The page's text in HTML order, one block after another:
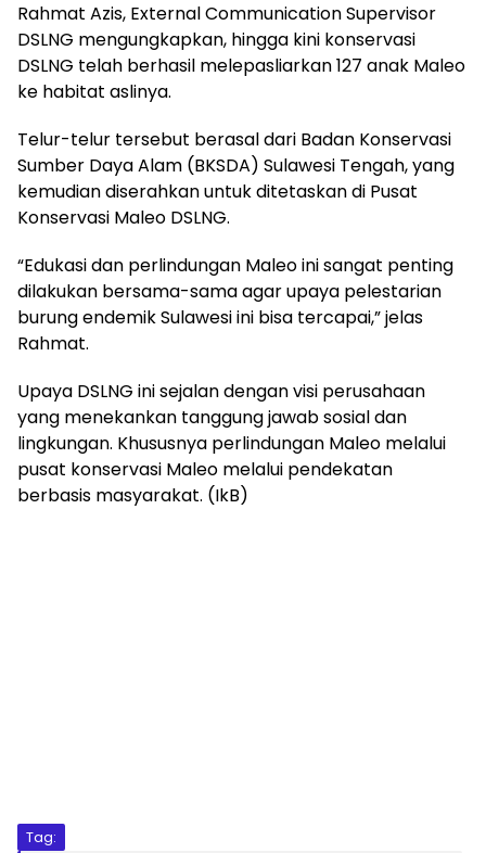
Rahmat Azis, External Communication Supervisor
DSLNG mengungkapkan, hingga kini konservasi
DSLNG telah berhasil melepasliarkan 127 anak Maleo
ke habitat aslinya.
Telur-telur tersebut berasal dari Badan Konservasi
Sumber Daya Alam (BKSDA) Sulawesi Tengah, yang
kemudian diserahkan untuk ditetaskan di Pusat
Konservasi Maleo DSLNG.
“Edukasi dan perlindungan Maleo ini sangat penting
dilakukan bersama-sama agar upaya pelestarian
burung endemik Sulawesi ini bisa tercapai,” jelas
Rahmat.
Upaya DSLNG ini sejalan dengan visi perusahaan
yang menekankan tanggung jawab sosial dan
lingkungan. Khususnya perlindungan Maleo melalui
pusat konservasi Maleo melalui pendekatan
berbasis masyarakat. (IkB)
Tag: